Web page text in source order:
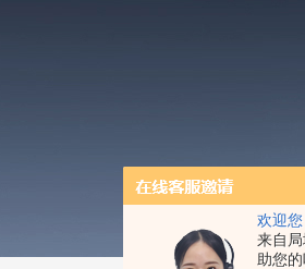
欢迎您
来自
助您的